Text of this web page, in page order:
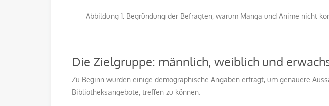
Abbildung 1: Begründung der Befragten, warum Manga und Anime nicht
Die Zielgruppe: männlich, weiblich und
Zu Beginn wurden einige demographische Angaben erfragt, um genauere
Bibliotheksangebote, treffen zu können.